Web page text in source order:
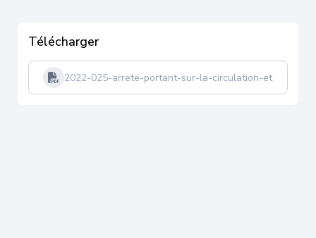
Télécharger
2022-025-arrete-portant-sur-la-circulation-et-